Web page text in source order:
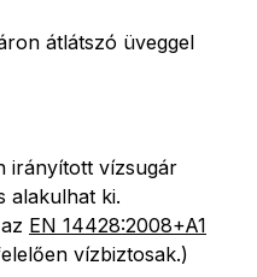
átlátszó üveggel
irányított vízsugár
alakulhat ki.
EN 14428:2008+A1
vízbiztosak.)